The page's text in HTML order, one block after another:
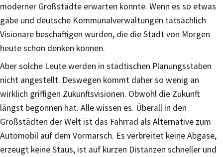
moderner Großstädte erwarten könnte. Wenn es so etwas
gäbe und deutsche Kommunalverwaltungen tatsächlich
Visionäre beschäftigen würden, die die Stadt von Morgen
heute schon denken können.
Aber solche Leute werden in städtischen Planungsstäben
nicht angestellt. Deswegen kommt daher so wenig an
wirklich griffigen Zukunftsvisionen. Obwohl die Zukunft
längst begonnen hat. Alle wissen es. Überall in den
Großstädten der Welt ist das Fahrrad als Alternative zum
Automobil auf dem Vormarsch. Es verbreitet keine Abgase,
erzeugt keine Staus, ist auf kurzen Distanzen schneller und